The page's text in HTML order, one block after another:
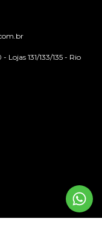
Lojas 131/133/135 - Rio